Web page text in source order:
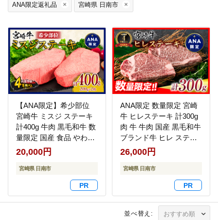
ANA限定返礼品 宮崎県 日南市
【ANA限定】希少部位
宮崎牛 ミスジ ステーキ
計400g 牛肉 黒毛和牛 数
量限定 国産 食品 やわら
かい 高級 上質 贅沢 おか
ず おつまみ ご褒美 お祝
い 記念日 ギフト 贈り物
プレゼント 焼肉 鉄板焼
き BBQ 人気 おすすめ
ミヤチク ブランド牛 冷
20,000円
宮崎県 日南市
ANA限定 数量限定 宮崎
牛 ヒレステーキ 計300g
肉 牛 牛肉 国産 黒毛和牛
ブランド牛 ヒレ ステー
キ 人気 赤身_EA12-23
26,000円
宮崎県 日南市
並べ替え: